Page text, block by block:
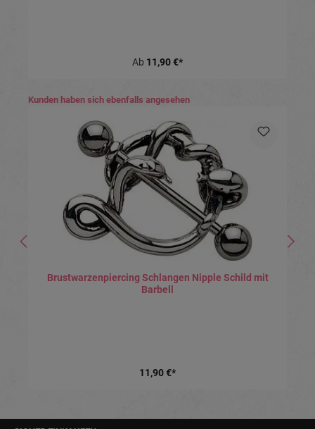
Ab 11,90 €*
Produktgalerie überspringen
Kunden haben sich ebenfalls angesehen
Brustwarzenpiercing Schlangen Nipple Schild mit
Barbell
11,90 €*